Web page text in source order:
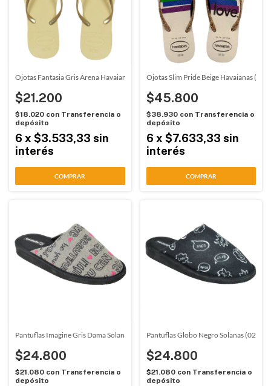
Ojotas Fantasia Gris Arena Havaianas (471153)
$21.200
$18.020 con Transferencia o
depósito
6 x $3.533,33 sin
interés
COMPRAR
Ojotas Slim Pride Beige Havaianas
$45.800
$38.930 con Transferencia o
depósito
6 x $7.633,33 sin
interés
COMPRAR
Pantuflas Imagine Gris Dama Solanas (02402)
$24.800
$21.080 con Transferencia o
depósito
Pantuflas Globo Negro Solanas (02431)
$24.800
$21.080 con Transferencia o
depósito